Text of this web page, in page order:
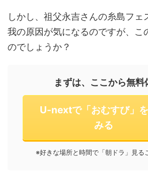
しかし、祖父永吉さんの糸島フェ
我の原因が気になるのですが、こ
のでしょうか？
まずは、ここから無料
U-nextで「おむすび」
みる
※好きな場所と時間で「朝ドラ」見る